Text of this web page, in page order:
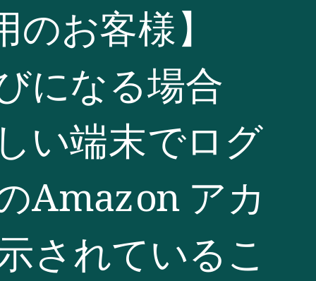
お客様】
になる場合
い端末でログ
Amazon アカ
されているこ